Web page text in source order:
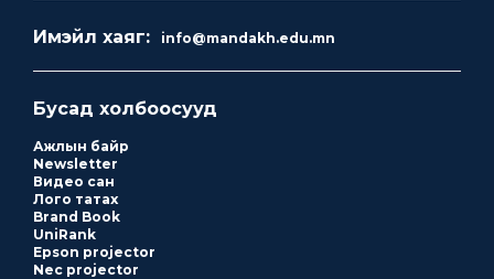
Имэйл хаяг: info@mandakh.edu.mn
Бусад холбоосууд
Ажлын байр
Newsletter
Видео сан
Лого татах
Brand Book
UniRank
Epson projector
Nec projector